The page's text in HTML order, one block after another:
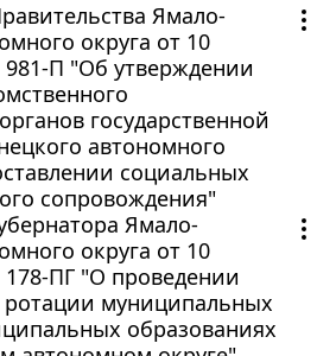
Ямало-
округа от 10
981-П "Об утверждении
государственной
автономного
социальных
сопровождения"
Ямало-
округа от 10
178-ПГ "О проведении
ротации муниципальных
образованиях